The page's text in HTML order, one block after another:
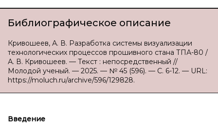
Библиографическое описание
Кривошеев, А. В. Разработка системы визуализации
технологических процессов прошивного стана ТПА-80 /
А. В. Кривошеев. — Текст : непосредственный //
Молодой ученый. — 2025. — № 45 (596). — С. 6-12. — URL:
https://moluch.ru/archive/596/129828.
Введение